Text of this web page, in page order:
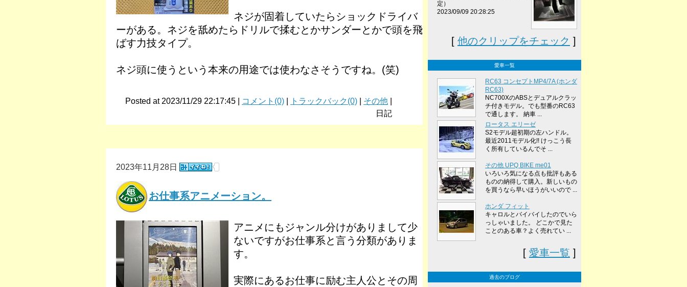
ネジが固着していたらショックドライバ
ーがある。ネジを舐めたらドリルで揉むとかサンダーとかで頭を飛
ばす力技タイプ。
ネジ頭に使うという本来の用途では使わなさそうですね。(笑)
Posted at 2023/11/29 22:17:45 | コメント(0) トラックバック(0) その他
日記
2023年11月28日
お仕事系アニメーション。
アニメにもジャンル分けがありまして少
ないですがお仕事系と言う分類がありま
す。
実際にあるお仕事に励む主人公とその周
定）
2023/09/09 20:28:25
[ 他のクリップをチェック ]
愛車一覧
RC63 コンセプトMP4/7A (ホンダ
RC63)
NC700XのABSとデュアルクラッ
チ付きモデル。でも型番のRC63
で通します。 納車 ...
ロータス エリーゼ
S2モデル超初期の左ハンドル。
最近2011モデル化!! けっこう長
く所有しているんでそ ...
その他 UPQ BIKE me01
いろいろ気になる点も批評もある
ものの納得して購入。新しいもの
を買うなら早いほうがいいので ...
ホンダ フィット
キャロルとバイバイしたのでいら
っしゃいました。 どこかで見た
ことのある車？よく売れてい ...
[ 愛車一覧 ]
過去のブログ